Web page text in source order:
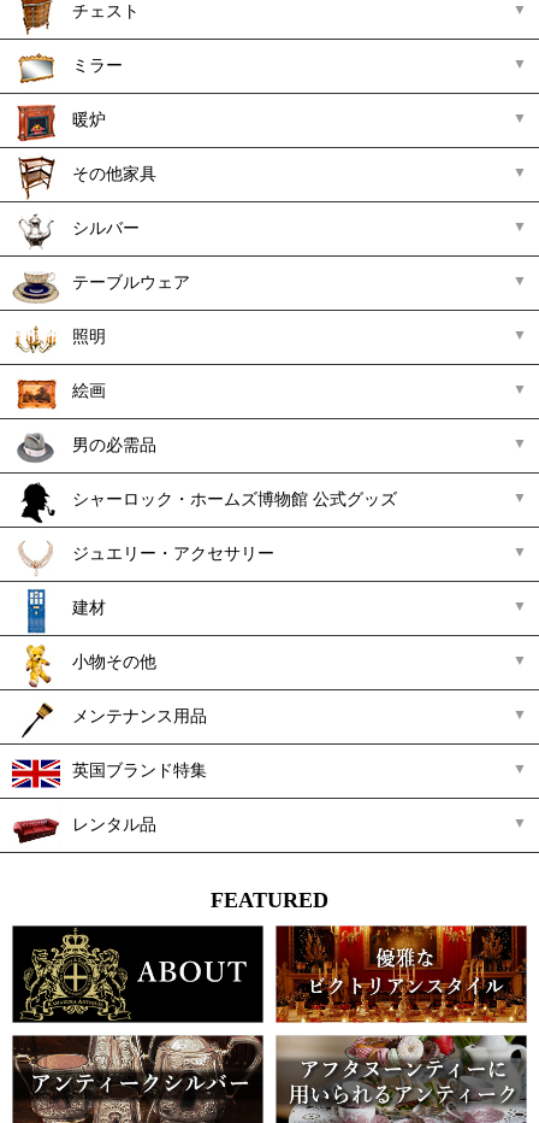
チェスト
ミラー
暖炉
その他家具
シルバー
テーブルウェア
照明
絵画
男の必需品
シャーロック・ホームズ博物館 公式グッズ
ジュエリー・アクセサリー
建材
小物その他
メンテナンス用品
英国ブランド特集
レンタル品
FEATURED